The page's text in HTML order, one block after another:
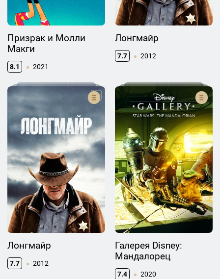
Призрак и Молли
Макги
8.1 2021
Лонгмайр
7.7 2012
Лонгмайр
7.7 2012
Галерея Disney:
Мандалорец
7.4 2020